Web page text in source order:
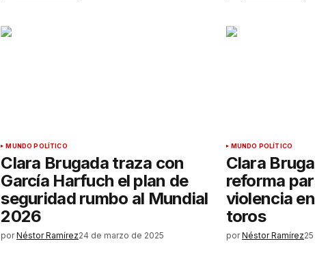
MUNDO POLÍTICO
Clara Brugada traza con
García Harfuch el plan de
seguridad rumbo al Mundial
2026
por Néstor Ramírez24 de marzo de 2025
MUNDO POLÍTICO
Clara
reforma
violencia
toros
por Néstor Ramírez